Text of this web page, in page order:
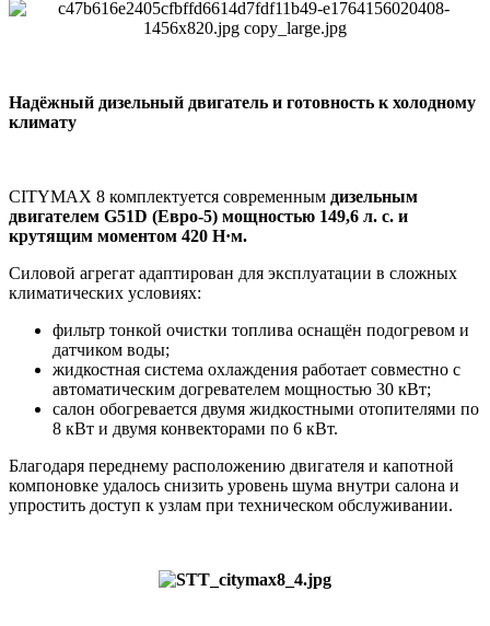
Надёжный дизельный двигатель и готовность к холодному
климату
CITYMAX 8 комплектуется современным дизельным
двигателем G51D (Евро-5) мощностью 149,6 л. с. и
крутящим моментом 420 Н·м.
Силовой агрегат адаптирован для эксплуатации в сложных
климатических условиях:
фильтр тонкой очистки топлива оснащён подогревом и
датчиком воды;
жидкостная система охлаждения работает совместно с
автоматическим догревателем мощностью 30 кВт;
салон обогревается двумя жидкостными отопителями по
8 кВт и двумя конвекторами по 6 кВт.
Благодаря переднему расположению двигателя и капотной
компоновке удалось снизить уровень шума внутри салона и
упростить доступ к узлам при техническом обслуживании.